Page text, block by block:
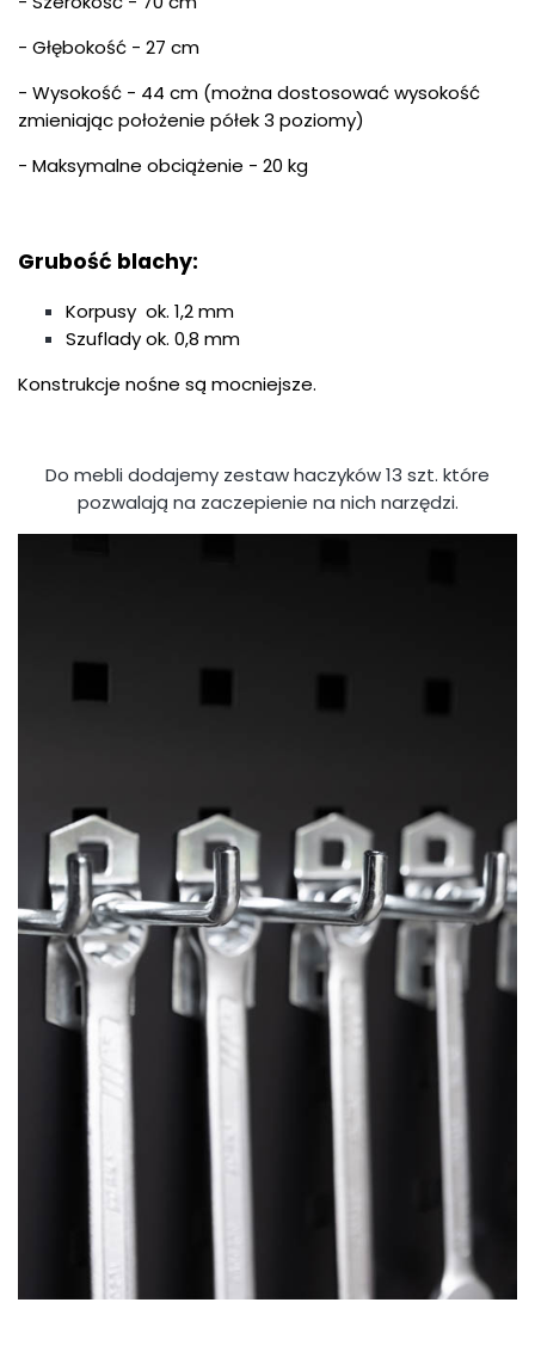
- Głębokość - 27 cm
- Wysokość - 44 cm (można dostosować wysokość
zmieniając położenie półek 3 poziomy)
- Maksymalne obciążenie - 20 kg
Grubość blachy:
Korpusy ok. 1,2 mm
Szuflady ok. 0,8 mm
Konstrukcje nośne są mocniejsze.
Do mebli dodajemy zestaw haczyków 13 szt. które
pozwalają na zaczepienie na nich narzędzi.